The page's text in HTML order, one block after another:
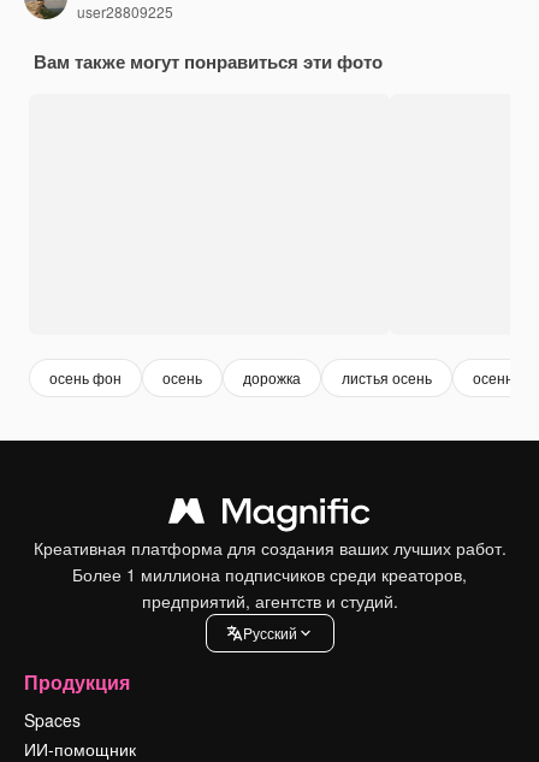
user28809225
Вам также могут понравиться эти фото
осень фон осень дорожка листья осень осенний
Креативная платформа для создания ваших лучших работ.
Более 1 миллиона подписчиков среди креаторов,
предприятий, агентств и студий.
Pусский
Продукция
Spaces
ИИ-помощник